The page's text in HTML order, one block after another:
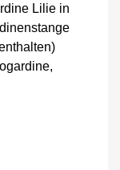
Lilie in